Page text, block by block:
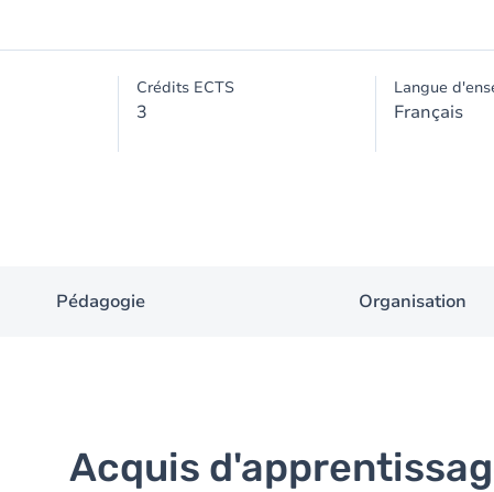
Crédits ECTS
3
Langue
Français
Pédagogie Organisation
Acquis